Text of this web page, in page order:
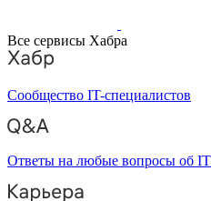
Все сервисы Хабра
Сообщество IT-специалистов
Ответы на любые вопросы об IT